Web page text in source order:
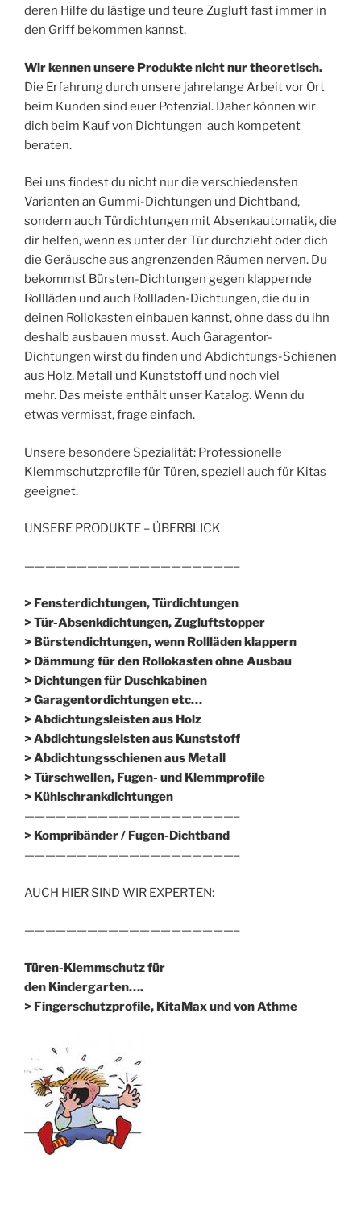
deren Hilfe du lästige und teure Zugluft fast immer in
den Griff bekommen kannst.
Wir kennen unsere Produkte nicht nur theoretisch.
Die Erfahrung durch unsere jahrelange Arbeit vor Ort
beim Kunden sind euer Potenzial. Daher können wir
dich beim Kauf von Dichtungen auch kompetent
beraten.
Bei uns findest du nicht nur die verschiedensten
Varianten an Gummi-Dichtungen und Dichtband,
sondern auch Türdichtungen mit Absenkautomatik, die
dir helfen, wenn es unter der Tür durchzieht oder dich
die Geräusche aus angrenzenden Räumen nerven. Du
bekommst Bürsten-Dichtungen gegen klappernde
Rollläden und auch Rollladen-Dichtungen, die du in
deinen Rollokasten einbauen kannst, ohne dass du ihn
deshalb ausbauen musst. Auch Garagentor-
Dichtungen wirst du finden und Abdichtungs-Schienen
aus Holz, Metall und Kunststoff und noch viel
mehr. Das meiste enthält unser Katalog. Wenn du
etwas vermisst, frage einfach.
Unsere besondere Spezialität: Professionelle
Klemmschutzprofile für Türen, speziell auch für Kitas
geeignet.
UNSERE PRODUKTE – ÜBERBLICK
————————————————————–
> Fensterdichtungen, Türdichtungen
> Tür-Absenkdichtungen, Zugluftstopper
> Bürstendichtungen, wenn Rollläden klappern
> Dämmung für den Rollokasten ohne Ausbau
> Dichtungen für Duschkabinen
> Garagentordichtungen etc…
> Abdichtungsleisten aus Holz
> Abdichtungsleisten aus Kunststoff
> Abdichtungsschienen aus Metall
> Türschwellen, Fugen- und Klemmprofile
> Kühlschrankdichtungen
————————————————————–
> Kompribänder / Fugen-Dichtband
————————————————————–
AUCH HIER SIND WIR EXPERTEN:
————————————————————–
Türen-Klemmschutz für
den Kindergarten….
> Fingerschutzprofile, KitaMax und von Athme